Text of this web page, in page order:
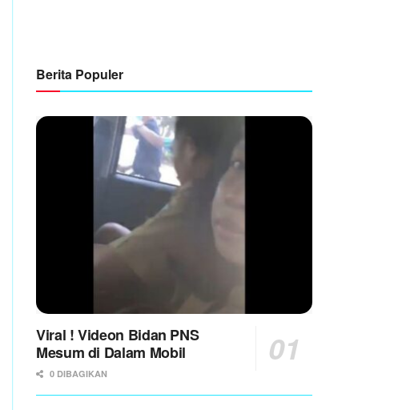
Berita Populer
Viral ! Videon Bidan PNS
Mesum di Dalam Mobil
0 DIBAGIKAN